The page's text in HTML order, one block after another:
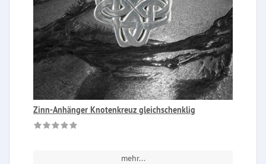
Zinn-Anhänger Knotenkreuz gleichschenklig
mehr...